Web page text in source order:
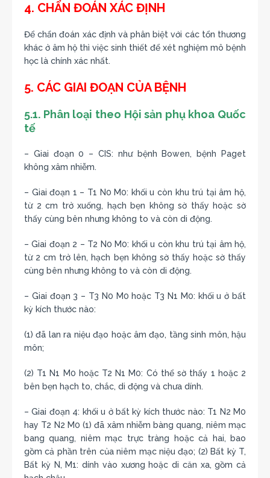
4. CHẨN ĐOÁN XÁC ĐỊNH
Để chẩn đoán xác định và phân biệt với các tổn thương
khác ở âm hộ thì việc sinh thiết để xét nghiệm mô bệnh
học là chính xác nhất.
5. CÁC GIAI ĐOẠN CỦA BỆNH
5.1. Phân loại theo Hội sản phụ khoa Quốc
tế
– Giai đoạn 0 – CIS: như bệnh Bowen, bệnh Paget
không xâm nhiễm.
– Giai đoạn 1 – T1 N0 M0: khối u còn khu trú tại âm hộ,
từ 2 cm trở xuống, hạch bẹn không sờ thấy hoặc sờ
thấy cùng bên nhưng không to và còn di động.
– Giai đoạn 2 – T2 N0 M0: khối u còn khu trú tại âm hộ,
từ 2 cm trở lên, hạch bẹn không sờ thấy hoặc sờ thấy
cùng bên nhưng không to và còn di động.
– Giai đoạn 3 – T3 N0 M0 hoặc T3 N1 M0: khối u ở bất
kỳ kích thước nào:
(1) đã lan ra niệu đạo hoặc âm đạo, tầng sinh môn, hậu
môn;
(2) T1 N1 M0 hoặc T2 N1 M0: Có thể sờ thấy 1 hoặc 2
bên bẹn hạch to, chắc, di động và chưa dính.
– Giai đoạn 4: khối u ở bất kỳ kích thước nào: T1 N2 M0
hay T2 N2 M0 (1) đã xâm nhiễm bàng quang, niêm mạc
bang quang, niêm mạc trực tràng hoặc cả hai, bao
gồm cả phần trên của niêm mạc niệu đạo; (2) Bất kỳ T,
Bất kỳ N, M1: dính vào xương hoặc di căn xa, gồm cả